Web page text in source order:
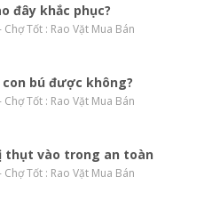
đây khắc phục?
Chợ Tốt : Rao Vặt Mua Bán
bú được không?
Chợ Tốt : Rao Vặt Mua Bán
thụt vào trong an toàn
Chợ Tốt : Rao Vặt Mua Bán